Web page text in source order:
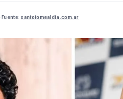
·Fuente: santotomealdia.com.ar